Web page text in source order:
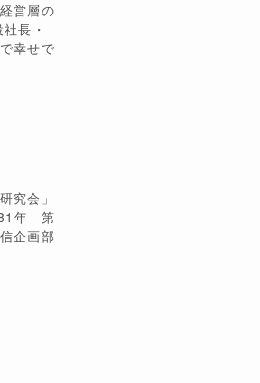
営層の
長・
幸せで
究会」
年 第
企画部